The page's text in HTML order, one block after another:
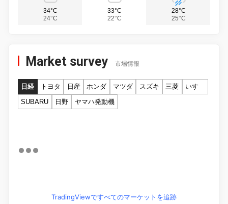
34°C
24°C
33°C
22°C
28°C
25°C
Market survey 市場情報
日経 トヨタ 日産 ホンダ マツダ スズキ 三菱
いすゞ
SUBARU
日野 ヤマハ発動機
TradingViewですべてのマーケットを追跡